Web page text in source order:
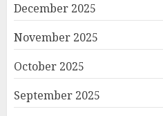
December 2025
November 2025
October 2025
September 2025